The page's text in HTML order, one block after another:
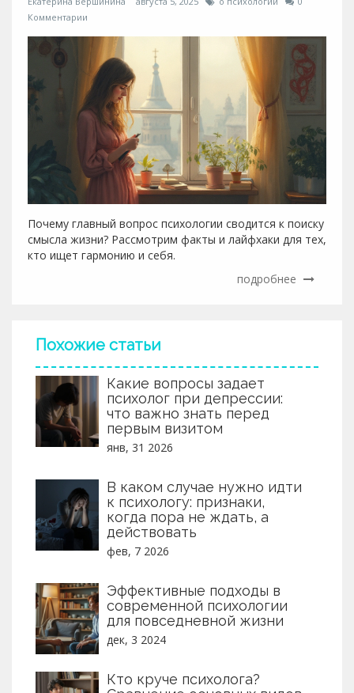
Комментарии
Почему главный вопрос психологии сводится к поиску
смысла жизни? Рассмотрим факты и лайфхаки для тех,
кто ищет гармонию и себя.
подробнее
Похожие статьи
Какие вопросы задает
психолог при депрессии:
что важно знать перед
первым визитом
янв, 31 2026
В каком случае нужно идти
к психологу: признаки,
когда пора не ждать, а
действовать
фев, 7 2026
Эффективные подходы в
современной психологии
для повседневной жизни
дек, 3 2024
Кто круче психолога?